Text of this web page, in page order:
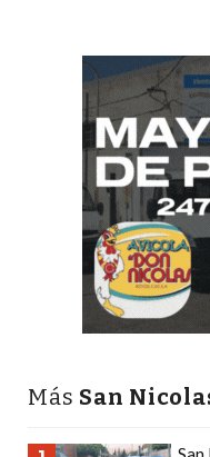
MEJOR
GIMNASIO
PERGAMINO
MEJORES
PRECIOS
SUPLEMENTOS
DEPORTIVOS
PERGAMINO
DEPORTIVOS
Más San